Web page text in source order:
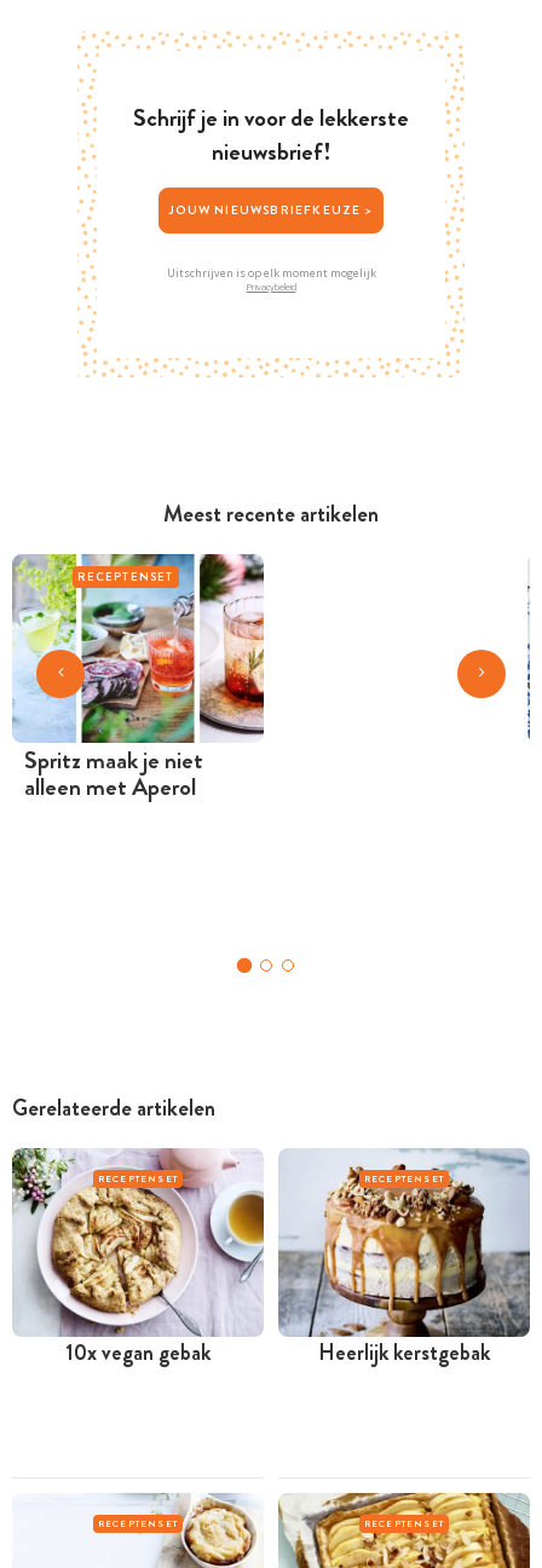
Meest recente artikelen
RECEPTENSET
Spritz maak je niet
alleen met Aperol
Schrijf je in voor de lekkerste
nieuwsbrief!
JOUW NIEUWSBRIEFKEUZE >
Uitschrijven is op elk moment mogelijk
Privacybeleid
Gerelateerde artikelen
RECEPTENSET
10x vegan gebak
RECEPTENSET
Heerlijk kerstgebak
RECEPTENSET RECEPTENSET